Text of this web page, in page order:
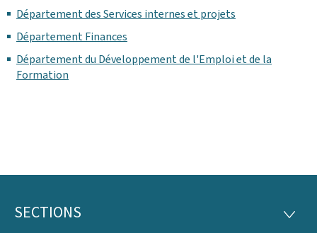
Département des Services internes et projets
Département Finances
Département du Développement de l'Emploi et de la
Formation
Footer
SECTIONS